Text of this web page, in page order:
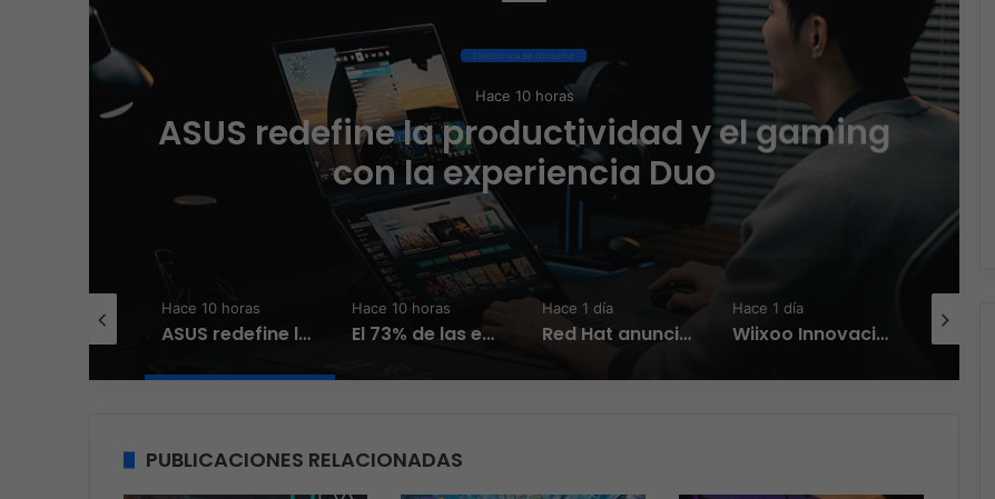
Electrónica de consumo
Hace 10 horas
ASUS redefine la productividad y el gaming
con la experiencia Duo
Hace 10 horas
ASUS redefine la productividad y el gaming con la experiencia Duo
Hace 10 horas
El 73% de las empresas en LATAM aseguran que el phishing sigue funcionando
Hace 1 día
Red Hat anuncia a Sinuhé Sánchez como nuevo Chief Architect para el norte de LATAM
Hace 1 día
Wiixoo Innovación, escalabilidad y democratización de la tecnología en México
PUBLICACIONES RELACIONADAS